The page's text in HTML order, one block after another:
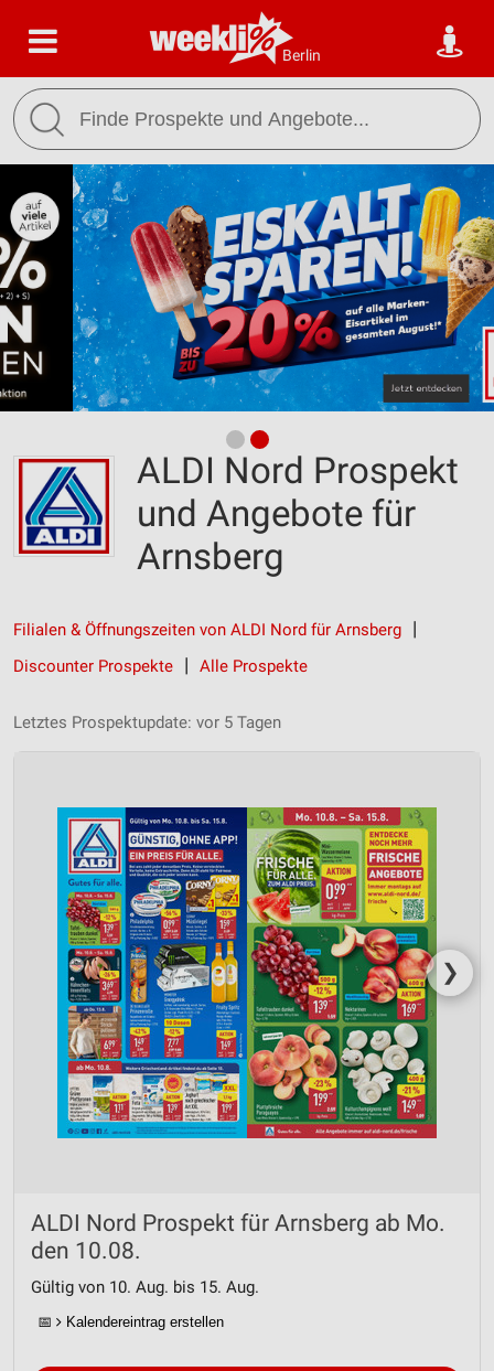
Berlin
ALDI Nord Prospekt
und Angebote für
Arnsberg
Filialen & Öffnungszeiten von ALDI Nord für Arnsberg
Discounter Prospekte
Alle Prospekte
Letztes Prospektupdate: vor 5 Tagen
❯
ALDI Nord Prospekt für Arnsberg ab Mo.
den 10.08.
Gültig von 10. Aug. bis 15. Aug.
📅 Kalendereintrag erstellen